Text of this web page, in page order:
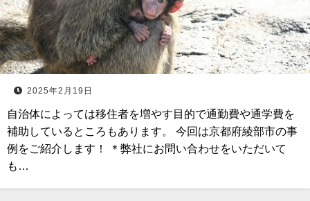
2025年2月19日
自治体によっては移住者を増やす目的で通勤費や通学費を
補助しているところもあります。 今回は京都府綾部市の事
例をご紹介します！ ＊弊社にお問い合わせをいただいて
も…